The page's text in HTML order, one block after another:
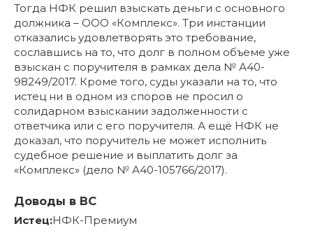
Тогда НФК решил взыскать деньги с основного
должника – ООО «Комплекс». Три инстанции
отказались удовлетворять это требование,
сославшись на то, что долг в полном объеме уже
взыскан с поручителя в рамках дела № А40-
98249/2017. Кроме того, суды указали на то, что
истец ни в одном из споров не просил о
солидарном взыскании задолженности с
ответчика или с его поручителя. А ещё НФК не
доказал, что поручитель не может исполнить
судебное решение и выплатить долг за
«Комплекс» (дело № А40-105766/2017).
Доводы в ВС
Истец:НФК-Премиум